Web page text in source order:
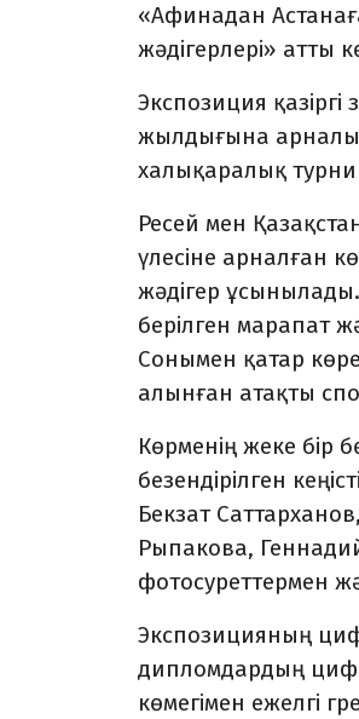
«Афинадан
жәдігерлері»
Экспозиция
жылдығына
халықаралық
Ресей мен
үлесіне арналған
жәдігер
берілген марапат
Сонымен қатар
алынған атақты
Көрменің жеке бір
безендірілген
Бекзат
Рыпакова,
фотосуреттермен
Экспозицияның
дипломдардың
көмегімен ежелгі